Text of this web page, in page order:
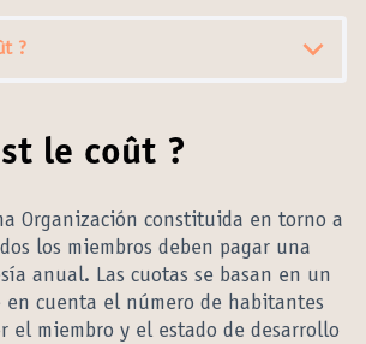
?
le coût ?
Organización constituida en torno a
los miembros deben pagar una
anual. Las cuotas se basan en un
en cuenta el número de habitantes
el miembro y el estado de desarrollo